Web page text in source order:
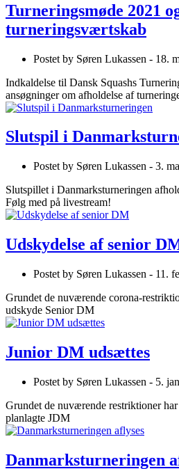
Turneringsmøde 2021
turneringsværtskab
Postet by Søren Lukassen - 18.
Indkaldelse til Dansk Squashs
ansøgninger om afholdelse af
Slutspil i
Postet by Søren Lukassen - 3.
Slutspillet i Danmarksturneringen
Følg med på livestream!
Udskydelse af senior
Postet by Søren Lukassen - 11.
Grundet de nuværende corona-
udskyde Senior DM
Junior DM udsættes
Postet by Søren Lukassen - 5.
Grundet de nuværende restriktioner
planlagte JDM
Danmarksturneringen